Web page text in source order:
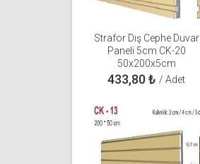
Strafor Dış Cephe Duvar
Paneli 5cm CK-20
50x200x5cm
433,80₺ / Adet